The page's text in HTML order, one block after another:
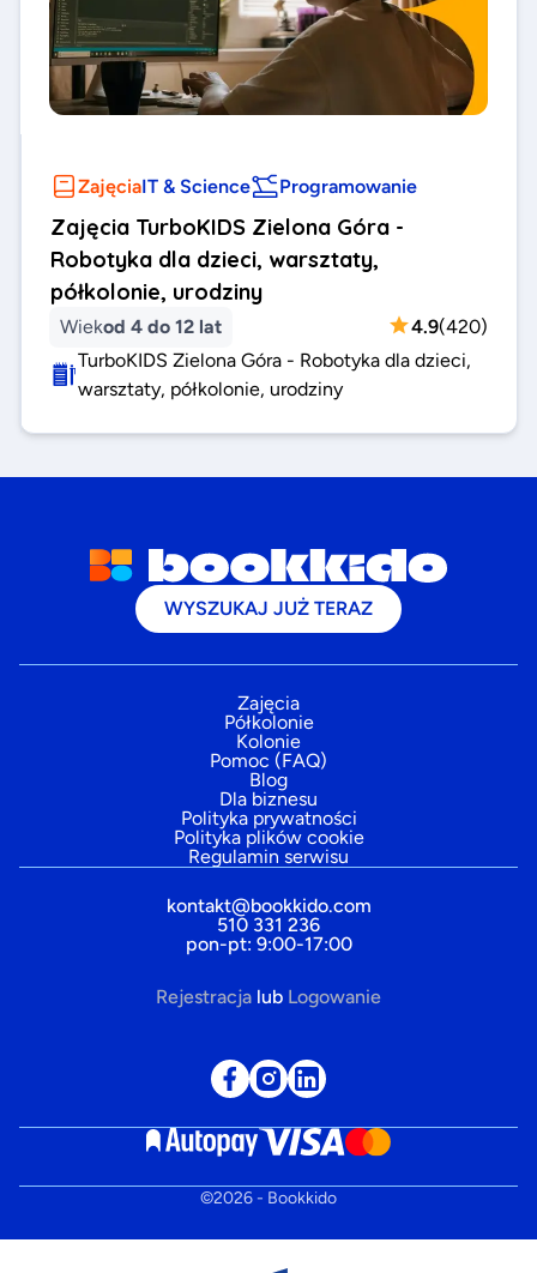
ZajęciaIT & Science Programowanie
Zajęcia TurboKIDS Zielona Góra -
Robotyka dla dzieci, warsztaty,
półkolonie, urodziny
Wiekod 4 do 12 lat 4.9(420)
TurboKIDS Zielona Góra - Robotyka dla dzieci,
warsztaty, półkolonie, urodziny
WYSZUKAJ JUŻ TERAZ
Zajęcia
Półkolonie
Kolonie
Pomoc (FAQ)
Blog
Dla biznesu
Polityka prywatności
Polityka plików cookie
Regulamin serwisu
kontakt@bookkido.com
510 331 236
pon-pt: 9:00-17:00
Rejestracja lub Logowanie
©2026- Bookkido